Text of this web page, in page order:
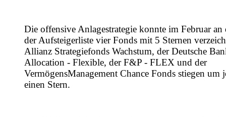
Die offensive Anlagestrategie konnte im Februar an
der Aufsteigerliste vier Fonds mit 5 Sternen
Allianz Strategiefonds Wachstum, der Deutsche
Allocation - Flexible, der F&P - FLEX und der
VermögensManagement Chance Fonds stiegen um
einen Stern.